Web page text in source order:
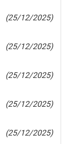
(25/12/2025)
(25/12/2025)
(25/12/2025)
(25/12/2025)
(25/12/2025)